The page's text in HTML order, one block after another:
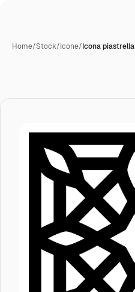
Home/Stock/Icone/Icona piastrella